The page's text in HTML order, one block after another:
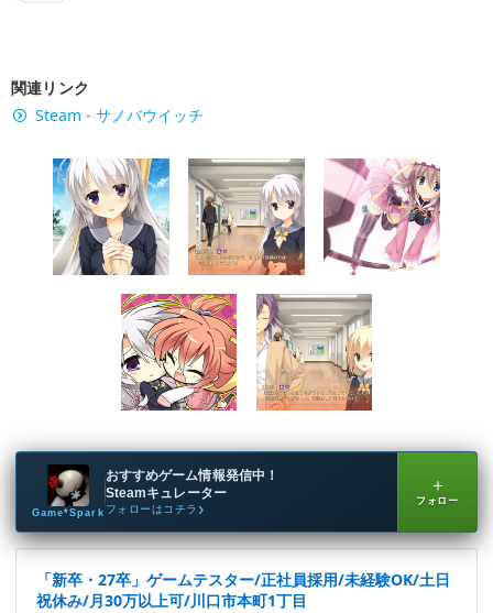
関連リンク
Steam - サノバウイッチ
Game*Spark
おすすめゲーム情報発信中！
Steamキュレーター
フォローはコチラ
＋
フォロー
「新卒・27卒」ゲームテスター/正社員採用/未経験OK/土日
祝休み/月30万以上可/川口市本町1丁目